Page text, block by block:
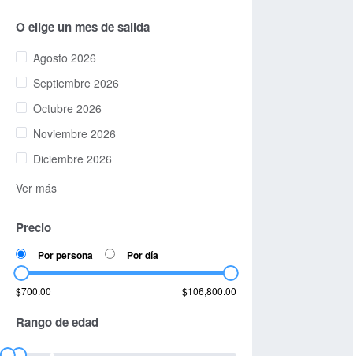
O elige un mes de salida
Agosto 2026
Septiembre 2026
Octubre 2026
Noviembre 2026
Diciembre 2026
Ver más
Precio
Por persona Por día
$700.00 $106,800.00
Rango de edad